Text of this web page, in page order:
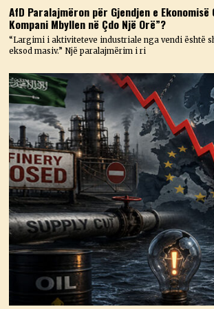
AfD Paralajmëron për Gjendjen e Ekonomisë
Kompani Mbyllen në Çdo Një Orë”?
“Largimi i aktiviteteve industriale nga vendi është
eksod masiv.” Një paralajmërim i ri